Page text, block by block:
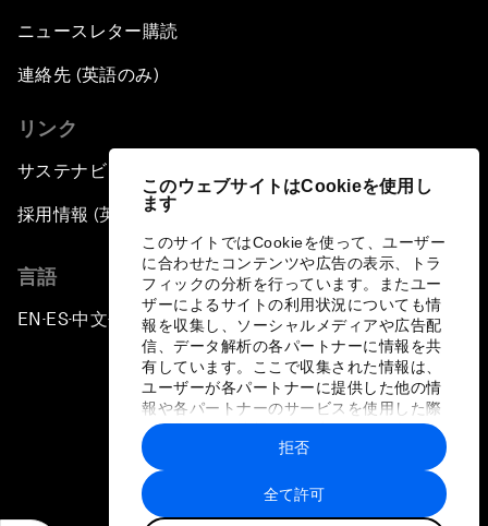
このウェブサイトはCookieを使用し
ます
このサイトではCookieを使って、ユーザー
に合わせたコンテンツや広告の表示、トラ
フィックの分析を行っています。またユー
ザーによるサイトの利用状況についても情
報を収集し、ソーシャルメディアや広告配
信、データ解析の各パートナーに情報を共
有しています。ここで収集された情報は、
ユーザーが各パートナーに提供した他の情
報や各パートナーのサービスを使用した際
に収集された情報と組み合わされ、各パー
トナーによって使用されることがありま
す。
全て許可
拒否
ニュースレター購読
連絡先 (英語のみ)
リンク
サステナビリティへの取り組み
採用情報 (英語のみ)
言語
EN ▪ES▪中文▪ 日本語
プライバシーポリシーと利用規約
サイトマップ